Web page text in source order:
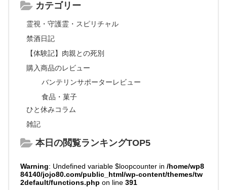
カテゴリー
霊視・守護霊・スピリチャル
禁酒日記
【体験記】肉親との死別
購入商品のレビュー
バンテリンサポーターレビュー
食品・菓子
ひと休みコラム
雑記
本日の閲覧ランキングTOP5
Warning: Undefined variable $loopcounter in/home/wp8
84140/jojo80.com/public_html/wp-content/themes/tw
2default/functions.php on line391